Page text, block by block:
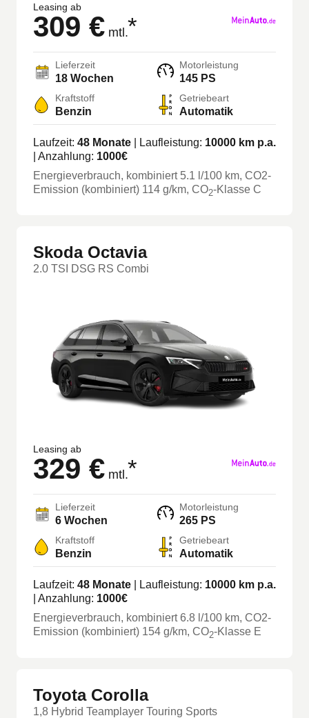
Leasing ab
309 € mtl.*
Lieferzeit
18 Wochen
Motorleistung
145 PS
Kraftstoff
Benzin
Getriebeart
Automatik
Laufzeit: 48 Monate | Laufleistung: 10000 km p.a.
| Anzahlung: 1000€
Energieverbrauch, kombiniert 5.1 l/100 km, CO2-
Emission (kombiniert) 114 g/km, CO2-Klasse C
Skoda Octavia
2.0 TSI DSG RS Combi
Leasing ab
329 € mtl.*
Lieferzeit
6 Wochen
Motorleistung
265 PS
Kraftstoff
Benzin
Getriebeart
Automatik
Laufzeit: 48 Monate | Laufleistung: 10000 km p.a.
| Anzahlung: 1000€
Energieverbrauch, kombiniert6.8 l/100 km, CO2-
Emission (kombiniert) 154 g/km, CO2-Klasse E
Toyota Corolla
1,8 Hybrid Teamplayer Touring Sports